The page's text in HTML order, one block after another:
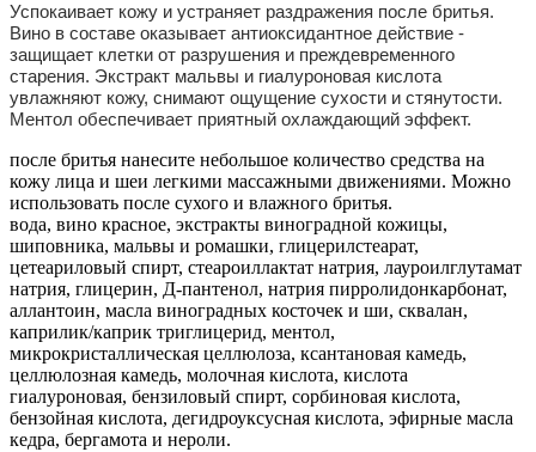
Успокаивает кожу и устраняет раздражения после бритья.
Вино в составе оказывает антиоксидантное действие -
защищает клетки от разрушения и преждевременного
старения. Экстракт мальвы и гиалуроновая кислота
увлажняют кожу, снимают ощущение сухости и стянутости.
Ментол обеспечивает приятный охлаждающий эффект.
после бритья нанесите небольшое количество средства на
кожу лица и шеи легкими массажными движениями. Можно
использовать после сухого и влажного бритья.
вода, вино красное, экстракты виноградной кожицы,
шиповника, мальвы и ромашки, глицерилстеарат,
цетеариловый спирт, стеароиллактат натрия, лауроилглутамат
натрия, глицерин, Д-пантенол, натрия пирролидонкарбонат,
аллантоин, масла виноградных косточек и ши, сквалан,
каприлик/каприк триглицерид, ментол,
микрокристаллическая целлюлоза, ксантановая камедь,
целлюлозная камедь, молочная кислота, кислота
гиалуроновая, бензиловый спирт, сорбиновая кислота,
бензойная кислота, дегидроуксусная кислота, эфирные масла
кедра, бергамота и нероли.